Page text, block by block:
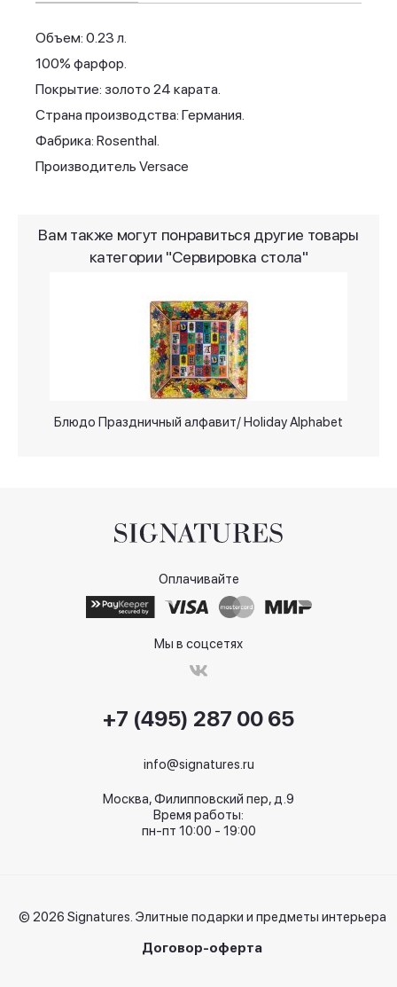
Объем: 0.23 л.
100% фарфор.
Покрытие: золото 24 карата.
Страна производства: Германия.
Фабрика: Rosenthal.
Производитель Versace
Вам также могут понравиться другие товары
категории "Сервировка стола"
Блюдо Праздничный алфавит/ Holiday Alphabet
Оплачивайте
Мы в соцсетях
+7 (495) 287 00 65
info@signatures.ru
Москва, Филипповский пер, д.9
Время работы:
пн-пт 10:00 - 19:00
© 2026 Signatures. Элитные подарки и предметы интерьера
Договор-оферта